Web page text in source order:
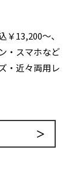
13,200～、
・スマホなど
・近々両用レ